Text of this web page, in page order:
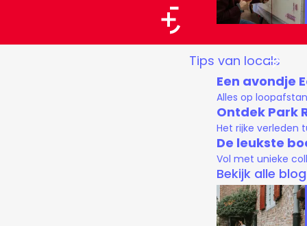
G
r
Tips van locals
Een avondje
Alles op
Ontdek Park
Het rijke verleden
De leukste
Vol met unieke
Bekijk alle